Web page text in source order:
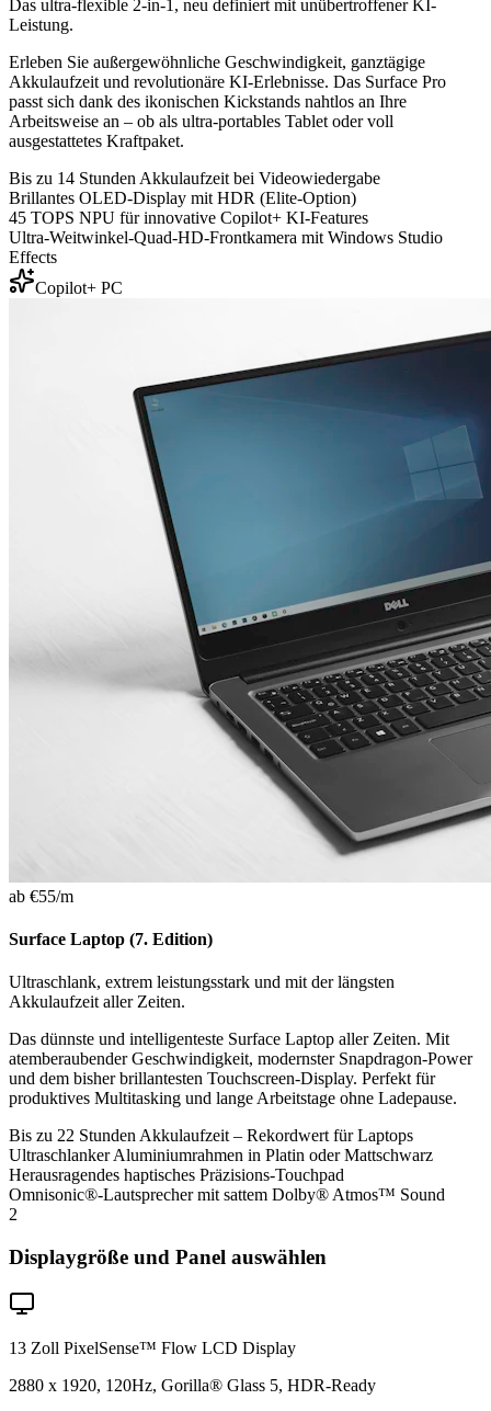
Das ultra-flexible 2-in-1, neu definiert mit unübertroffener KI-
Leistung.
Erleben Sie außergewöhnliche Geschwindigkeit, ganztägige
Akkulaufzeit und revolutionäre KI-Erlebnisse. Das Surface Pro
passt sich dank des ikonischen Kickstands nahtlos an Ihre
Arbeitsweise an – ob als ultra-portables Tablet oder voll
ausgestattetes Kraftpaket.
Bis zu 14 Stunden Akkulaufzeit bei Videowiedergabe
Brillantes OLED-Display mit HDR (Elite-Option)
45 TOPS NPU für innovative Copilot+ KI-Features
Ultra-Weitwinkel-Quad-HD-Frontkamera mit Windows Studio
Effects
Copilot+ PC
ab €55/m
Surface Laptop (7. Edition)
Ultraschlank, extrem leistungsstark und mit der längsten
Akkulaufzeit aller Zeiten.
Das dünnste und intelligenteste Surface Laptop aller Zeiten. Mit
atemberaubender Geschwindigkeit, modernster Snapdragon-Power
und dem bisher brillantesten Touchscreen-Display. Perfekt für
produktives Multitasking und lange Arbeitstage ohne Ladepause.
Bis zu 22 Stunden Akkulaufzeit – Rekordwert für Laptops
Ultraschlanker Aluminiumrahmen in Platin oder Mattschwarz
Herausragendes haptisches Präzisions-Touchpad
Omnisonic®-Lautsprecher mit sattem Dolby® Atmos™ Sound
2
Displaygröße und Panel auswählen
13 Zoll PixelSense™ Flow LCD Display
2880 x 1920, 120Hz, Gorilla® Glass 5, HDR-Ready